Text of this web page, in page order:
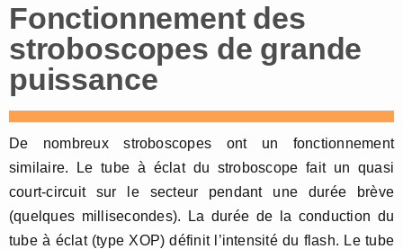
Fonctionnement des
stroboscopes de grande
puissance
De nombreux stroboscopes ont un fonctionnement
similaire. Le tube à éclat du stroboscope fait un quasi
court-circuit sur le secteur pendant une durée brève
(quelques millisecondes). La durée de la conduction du
tube à éclat (type XOP) définit l’intensité du flash. Le tube